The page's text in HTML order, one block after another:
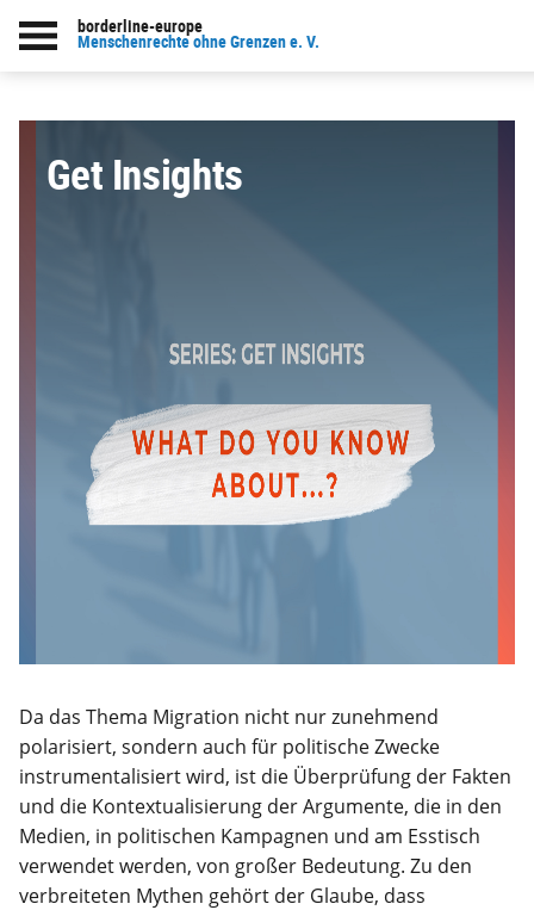
borderline-europe
Menschenrechte ohne Grenzen e. V.
zur Übersicht: Aktuelle Projekte
Get Insights
Da das Thema Migration nicht nur zunehmend
polarisiert, sondern auch für politische Zwecke
instrumentalisiert wird, ist die Überprüfung der Fakten
und die Kontextualisierung der Argumente, die in den
Medien, in politischen Kampagnen und am Esstisch
verwendet werden, von großer Bedeutung. Zu den
verbreiteten Mythen gehört der Glaube, dass